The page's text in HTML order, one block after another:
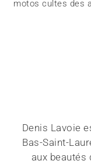
motos cultes des
Denis Lavoie
Bas-Saint-
aux beautés